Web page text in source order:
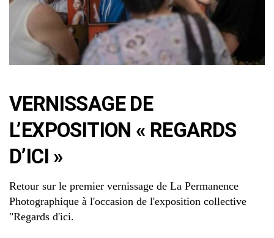
VERNISSAGE DE
L’EXPOSITION « REGARDS
D’ICI »
Retour sur le premier vernissage de La Permanence
Photographique à l'occasion de l'exposition collective
"Regards d'ici.